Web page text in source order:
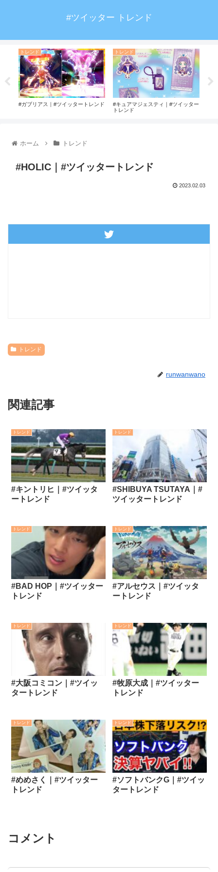
#ツイッター トレンド
トレンド
#ガブリアス｜#ツイッタートレンド
トレンド
#キュアマジェスティ｜#ツイッター
トレンド
ホーム トレンド
#HOLIC｜#ツイッタートレンド
2023.02.03
トレンド
runwanwano
関連記事
トレンド
#キントリヒ｜#ツイッタ
ートレンド
トレンド
#SHIBUYA TSUTAYA｜#
ツイッタートレンド
トレンド
#BAD HOP｜#ツイッター
トレンド
トレンド
#アルセウス｜#ツイッタ
ートレンド
トレンド
#大阪コミコン｜#ツイッ
タートレンド
トレンド
#牧原大成｜#ツイッター
トレンド
トレンド
#めめさく｜#ツイッター
トレンド
トレンド
#ソフトバンクG｜#ツイッ
タートレンド
コメント